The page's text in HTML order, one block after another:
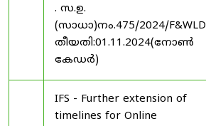
. സ.ഉ.
(സാധാ)നം.475/2024/F&WLD
തീയതി:01.11.2024(നോൺ
കേഡർ)
IFS - Further extension of
timelines for Online